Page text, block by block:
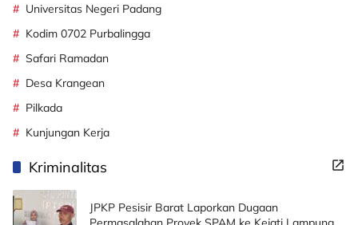
Universitas Negeri Padang
Kodim 0702 Purbalingga
Safari Ramadan
Desa Krangean
Pilkada
Kunjungan Kerja
Kriminalitas
JPKP Pesisir Barat Laporkan Dugaan